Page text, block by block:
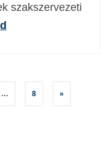
szakszervezeti
… 8 »